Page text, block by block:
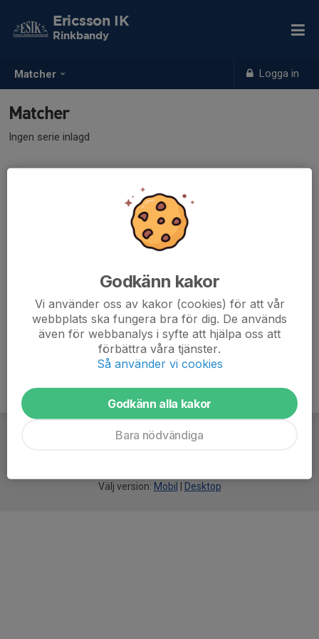
Matcher Logga in
Ericsson IK
Rinkbandy
Matcher
Ingen serie inlagd
Välj version: Mobil Desktop
Godkänn kakor
Vi använder oss av kakor (cookies) för att vår
webbplats ska fungera bra för dig. De används
även för webbanalys i syfte att hjälpa oss att
förbättra våra tjänster.
Så använder vi cookies
Godkänn alla kakor
Bara nödvändiga